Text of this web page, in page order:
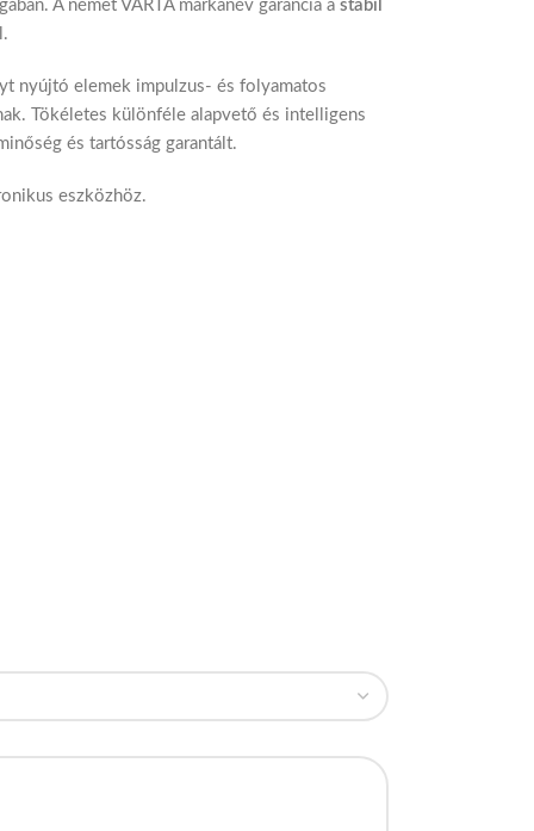
A német VARTA márkanév garancia a stabil
nyújtó elemek impulzus- és folyamatos
Tökéletes különféle alapvető és intelligens
és tartósság garantált.
eszközhöz.